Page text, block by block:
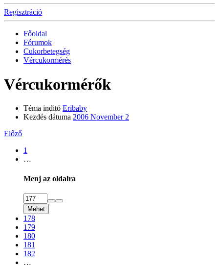
Regisztráció
Főoldal
Fórumok
Cukorbetegség
Vércukormérés
Vércukormérők
Téma inditó Eribaby
Kezdés dátuma 2006 November 2
Előző
1
…
Menj az oldalra
Mehet
178
179
180
181
182
…